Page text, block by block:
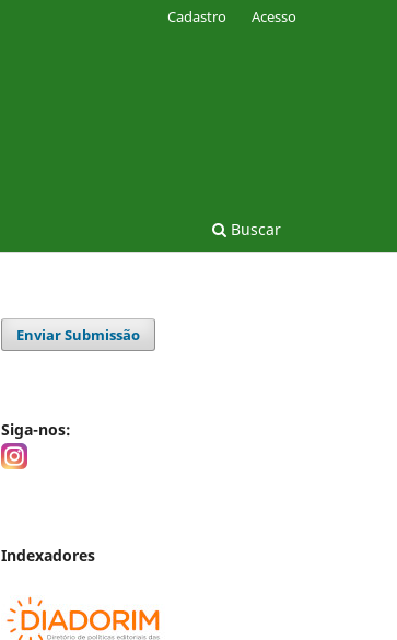
Buscar
Cadastro Acesso
Enviar Submissão
Siga-nos:
Indexadores